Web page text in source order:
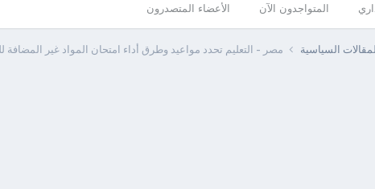
المتواجدون الآن الأعضاء المتصدرون
السياسية مصر - التعليم تحدد مواعيد وطرق أداء امتحان المواد غير المضافة